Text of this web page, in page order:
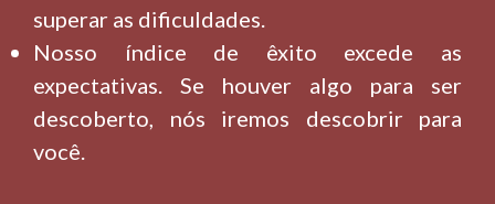
superar as dificuldades.
Nosso índice de êxito excede as
expectativas. Se houver algo para ser
descoberto, nós iremos descobrir para
você.